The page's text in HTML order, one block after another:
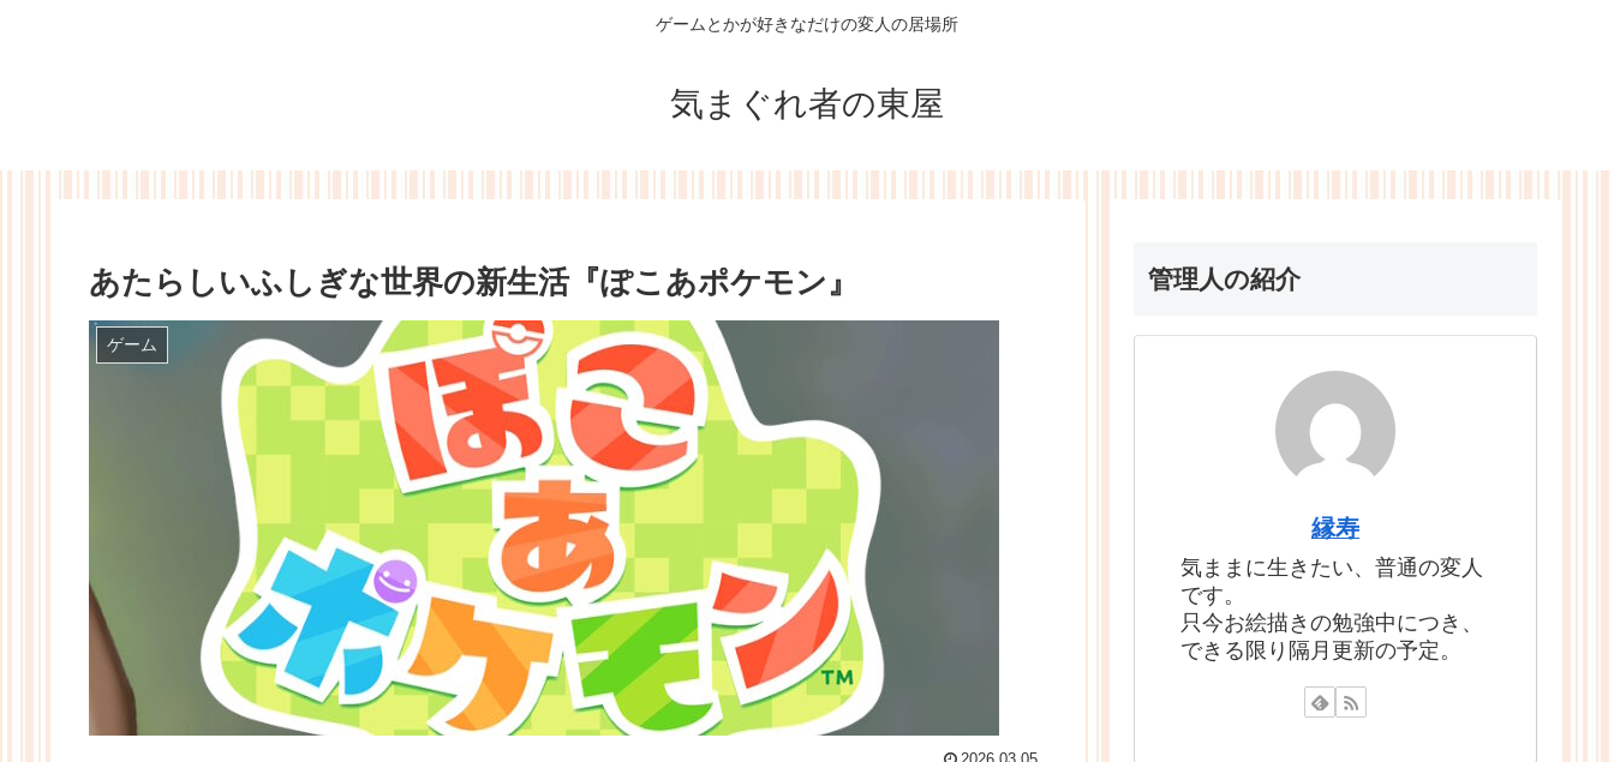
ゲームとかが好きなだけの変人の居場所
気まぐれ者の東屋
あたらしいふしぎな世界の新生活『ぽこあポケモン』
ゲーム
管理人の紹介
縁寿
気ままに生きたい、普通の変人
です。
只今お絵描きの勉強中につき、
できる限り隔月更新の予定。